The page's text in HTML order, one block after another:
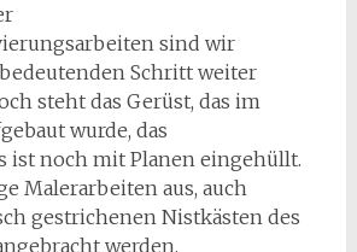
sind wir
Schritt weiter
steht das Gerüst, das im
wurde, das
ist noch mit Planen eingehüllt.
Malerarbeiten aus, auch
gestrichenen Nistkästen des
werden.